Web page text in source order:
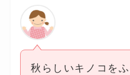
秋らしいキノコを